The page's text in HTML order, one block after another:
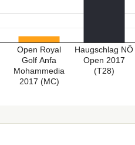
Open Royal
Golf Anfa
Mohammedia
2017 (MC)
Haugschlag NÖ
Open 2017
(T28)